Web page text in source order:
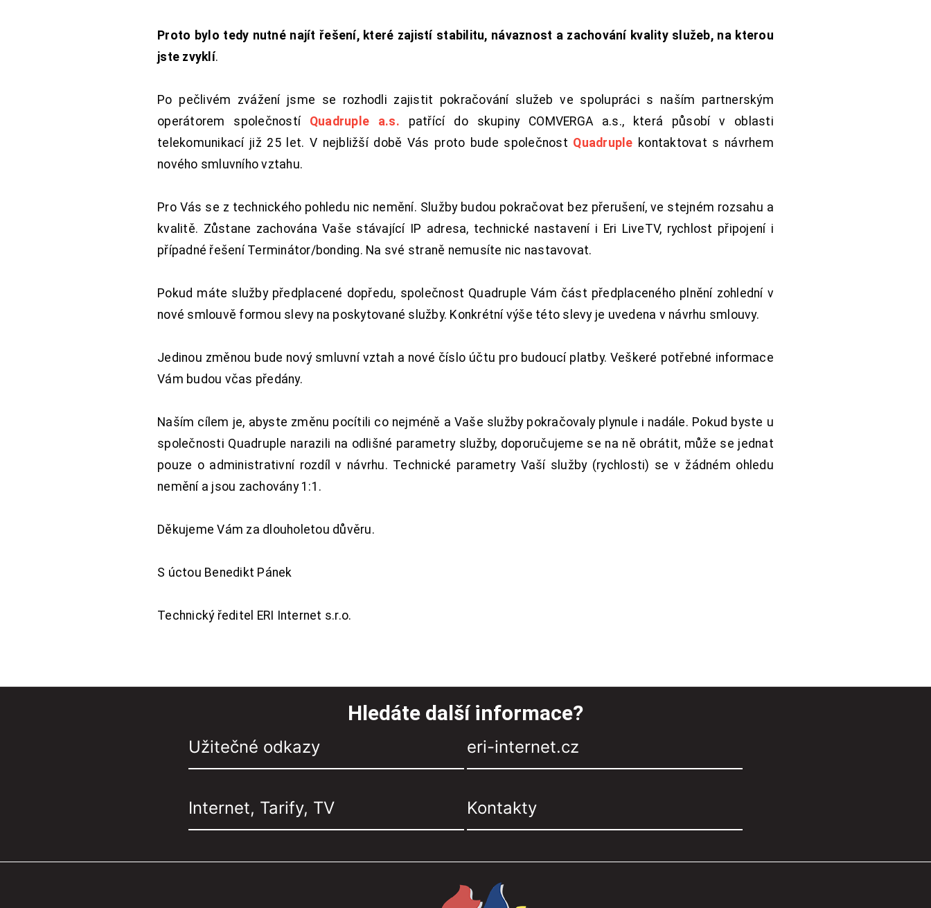
Proto bylo tedy nutné najít řešení, které zajistí stabilitu, návaznost a zachování kvality služeb, na kterou
jste zvyklí.
Po pečlivém zvážení jsme se rozhodli zajistit pokračování služeb ve spolupráci s naším partnerským
operátorem společností Quadruple a.s. patřící do skupiny COMVERGA a.s., která působí v oblasti
telekomunikací již 25 let. V nejbližší době Vás proto bude společnost Quadruple kontaktovat s návrhem
nového smluvního vztahu.
Pro Vás se z technického pohledu nic nemění. Služby budou pokračovat bez přerušení, ve stejném rozsahu a
kvalitě. Zůstane zachována Vaše stávající IP adresa, technické nastavení i Eri LiveTV, rychlost připojení i
případné řešení Terminátor/bonding. Na své straně nemusíte nic nastavovat.
Pokud máte služby předplacené dopředu, společnost Quadruple Vám část předplaceného plnění zohlední v
nové smlouvě formou slevy na poskytované služby. Konkrétní výše této slevy je uvedena v návrhu smlouvy.
Jedinou změnou bude nový smluvní vztah a nové číslo účtu pro budoucí platby. Veškeré potřebné informace
Vám budou včas předány.
Naším cílem je, abyste změnu pocítili co nejméně a Vaše služby pokračovaly plynule i nadále. Pokud byste u
společnosti Quadruple narazili na odlišné parametry služby, doporučujeme se na ně obrátit, může se jednat
pouze o administrativní rozdíl v návrhu. Technické parametry Vaší služby (rychlosti) se v žádném ohledu
nemění a jsou zachovány 1:1.
Děkujeme Vám za dlouholetou důvěru.
S úctou Benedikt Pánek
Technický ředitel ERI Internet s.r.o.
Hledáte další informace?
Užitečné odkazy eri-internet.cz
Internet, Tarify, TV Kontakty